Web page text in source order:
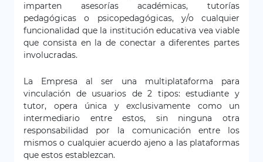
imparten asesorías académicas, tutorías
pedagógicas o psicopedagógicas, y/o cualquier
funcionalidad que la institución educativa vea viable
que consista en la de conectar a diferentes partes
involucradas.
La Empresa al ser una multiplataforma para
vinculación de usuarios de 2 tipos: estudiante y
tutor, opera única y exclusivamente como un
intermediario entre estos, sin ninguna otra
responsabilidad por la comunicación entre los
mismos o cualquier acuerdo ajeno a las plataformas
que estos establezcan.